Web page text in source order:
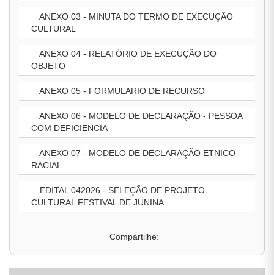
ANEXO 03 - MINUTA DO TERMO DE EXECUÇÃO
CULTURAL
ANEXO 04 - RELATÓRIO DE EXECUÇÃO DO
OBJETO
ANEXO 05 - FORMULARIO DE RECURSO
ANEXO 06 - MODELO DE DECLARAÇÃO - PESSOA
COM DEFICIENCIA
ANEXO 07 - MODELO DE DECLARAÇÃO ETNICO
RACIAL
EDITAL 042026 - SELEÇÃO DE PROJETO
CULTURAL FESTIVAL DE JUNINA
Compartilhe: